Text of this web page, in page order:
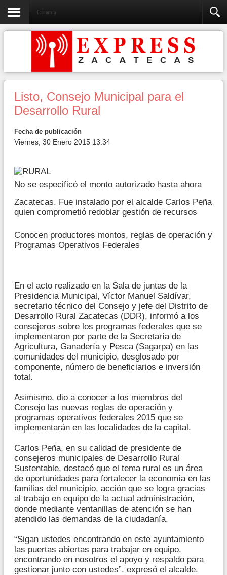
Economía
Listo, Consejo Municipal para el
Desarrollo Rural
Fecha de publicación
Viernes, 30 Enero 2015 13:34
No se especificó el monto autorizado hasta ahora
Zacatecas. Fue instalado por el alcalde Carlos Peña
quien comprometió redoblar gestión de recursos
Conocen productores montos, reglas de operación y
Programas Operativos Federales
En el acto realizado en la Sala de juntas de la
Presidencia Municipal, Víctor Manuel Saldívar,
secretario técnico del Consejo y jefe del Distrito de
Desarrollo Rural Zacatecas (DDR), informó a los
consejeros sobre los programas federales que se
implementaron por parte de la Secretaría de
Agricultura, Ganadería y Pesca (Sagarpa) en las
comunidades del municipio, desglosado por
componente, número de beneficiarios e inversión
total.
Asimismo, dio a conocer a los miembros del
Consejo las nuevas reglas de operación y
programas operativos federales 2015 que se
implementarán en las localidades de la capital.
Carlos Peña, en su calidad de presidente de
consejeros municipales de Desarrollo Rural
Sustentable, destacó que el tema rural es un área
de oportunidades para fortalecer la economía en las
familias del municipio, acción que se logra gracias
al trabajo en equipo de la actual administración,
donde mediante ventanillas de atención se han
atendido las demandas de la ciudadanía.
“Sigan ustedes encontrando en este ayuntamiento
las puertas abiertas para trabajar en equipo,
encontrando en nosotros el apoyo y respaldo para
gestionar junto con ustedes”, expresó el alcalde.